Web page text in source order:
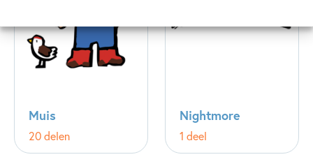
Muis
20 delen
Nightmore
1 deel